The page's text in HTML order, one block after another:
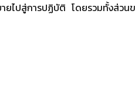
ไปสู่การปฏิบัติ โดยรวมทั้งส่วนข